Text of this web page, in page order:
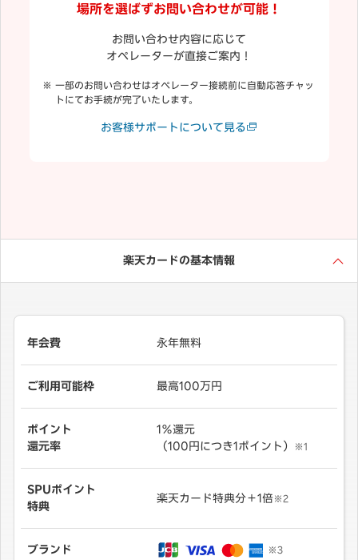
場所を選ばずお問い合わせが可能！
お問い合わせ内容に応じて
オペレーターが直接ご案内！
一部のお問い合わせはオペレーター接続前に自動応答チャッ
トにてお手続が完了いたします。
お客様サポートについて見る
楽天カードの基本情報
年会費 永年無料
ご利用可能枠 最高100万円
ポイント
還元率
1％還元
（100円につき1ポイント）
※1
SPUポイント
特典
楽天カード特典分＋1倍※2
ブランド ※3